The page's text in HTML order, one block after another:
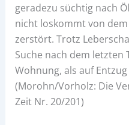
geradezu süchtig nach
nicht loskommt von
zerstört. Trotz
Suche nach dem letzten
Wohnung, als auf Entzug
(Morohn/Vorholz: Die
Zeit Nr. 20/201)